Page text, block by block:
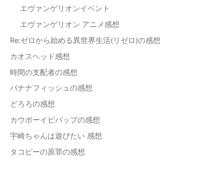
エヴァンゲリオンイベント
エヴァンゲリオン アニメ感想
Re:ゼロから始める異世界生活(リゼロ)の感想
カオスヘッド感想
時間の支配者の感想
バナナフィッシュの感想
どろろの感想
カウボーイビバップの感想
宇崎ちゃんは遊びたい 感想
タコピーの原罪の感想